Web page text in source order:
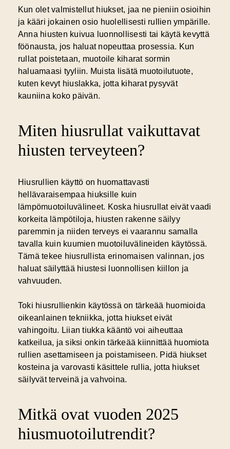
Kun olet valmistellut hiukset, jaa ne pieniin osioihin
ja kääri jokainen osio huolellisesti rullien ympärille.
Anna hiusten kuivua luonnollisesti tai käytä kevyttä
föönausta, jos haluat nopeuttaa prosessia. Kun
rullat poistetaan, muotoile kiharat sormin
haluamaasi tyyliin. Muista lisätä muotoilutuote,
kuten kevyt hiuslakka, jotta kiharat pysyvät
kauniina koko päivän.
Miten hiusrullat vaikuttavat
hiusten terveyteen?
Hiusrullien käyttö on huomattavasti
hellävaraisempaa hiuksille kuin
lämpömuotoiluvälineet. Koska hiusrullat eivät vaadi
korkeita lämpötiloja, hiusten rakenne säilyy
paremmin ja niiden terveys ei vaarannu samalla
tavalla kuin kuumien muotoiluvälineiden käytössä.
Tämä tekee hiusrullista erinomaisen valinnan, jos
haluat säilyttää hiustesi luonnollisen kiillon ja
vahvuuden.
Toki hiusrullienkin käytössä on tärkeää huomioida
oikeanlainen tekniikka, jotta hiukset eivät
vahingoitu. Liian tiukka kääntö voi aiheuttaa
katkeilua, ja siksi onkin tärkeää kiinnittää huomiota
rullien asettamiseen ja poistamiseen. Pidä hiukset
kosteina ja varovasti käsittele rullia, jotta hiukset
säilyvät terveinä ja vahvoina.
Mitkä ovat vuoden 2025
hiusmuotoilutrendit?